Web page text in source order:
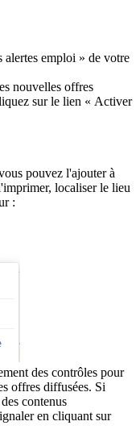
emploi » de votre
nouvelles offres
sur le lien « Activer
pouvez l'ajouter à
localiser le lieu
:
des contrôles pour
offres diffusées. Si
contenus
en cliquant sur